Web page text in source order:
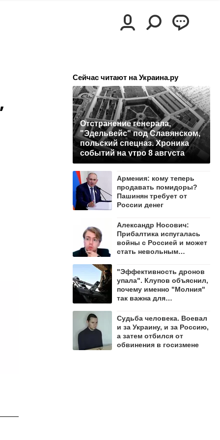
Сейчас читают на Украина.ру
Отстранение генерала,
"Эдельвейс" под Славянском,
польский спецназ. Хроника
событий на утро 8 августа
Армения: кому теперь
продавать помидоры?
Пашинян требует от
России денег
Александр Носович:
Прибалтика испугалась
войны с Россией и может
стать невольным
"Эффективность дронов
упала". Клупов объяснил,
почему именно "Молния"
так важна для
Судьба человека. Воевал
и за Украину, и за Россию,
а затем отбился от
обвинения в госизмене